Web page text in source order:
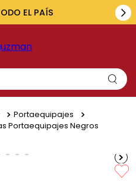
EL PAÍS
Portaequipajes
Portaequipajes Negros